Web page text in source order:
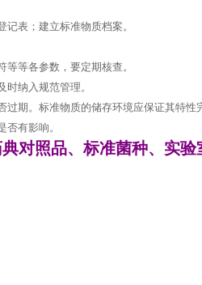
表；建立标准物质档案。
等各参数，要定期核查。
纳入规范管理。
期。标准物质的储存环境应保证其特性
有影响。
对照品、标准菌种、实验